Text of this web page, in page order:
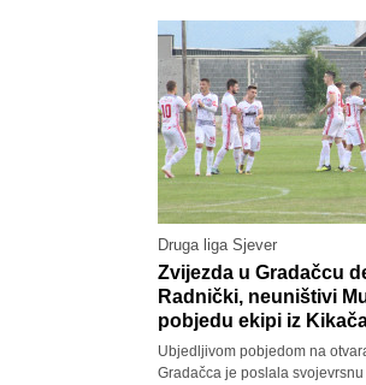
Druga liga Sjever
Zvijezda u Gradačcu
Radnički, neuništivi
pobjedu ekipi iz
Ubjedljivom pobjedom na
Gradačca je poslala